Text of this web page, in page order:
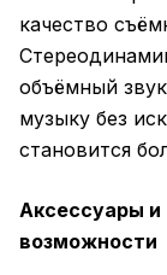
качество
объёмный
музыку без
становится
Аксессуары
возможности